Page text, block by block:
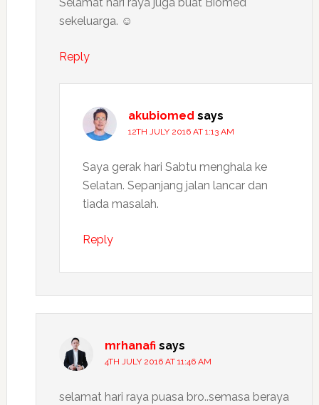
sekeluarga. ☺
Reply
akubiomed says
12TH JULY 2016 AT 1:13 AM
Saya gerak hari Sabtu menghala ke
Selatan. Sepanjang jalan lancar dan
tiada masalah.
Reply
mrhanafi says
4TH JULY 2016 AT 11:46 AM
selamat hari raya puasa bro..semasa beraya